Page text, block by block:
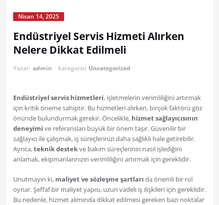
Nisan 14, 2025
Endüstriyel Servis Hizmeti Alırken
Nelere Dikkat Edilmeli
Yazar: admin kategorisi Uncategorized
Endüstriyel servis hizmetleri, işletmelerin verimliliğini artırmak
için kritik öneme sahiptir. Bu hizmetleri alırken, birçok faktörü göz
önünde bulundurmak gerekir. Öncelikle, hizmet sağlayıcısının
deneyimi ve referansları büyük bir önem taşır. Güvenilir bir
sağlayıcı ile çalışmak, iş süreçlerinizi daha sağlıklı hale getirebilir.
Ayrıca,teknik destekve bakım süreçlerinin nasıl işlediğini
anlamak, ekipmanlarınızın verimliliğini artırmak için gereklidir.
Unutmayın ki, maliyet ve sözleşme şartları da önemli bir rol
oynar. Şeffaf bir maliyet yapısı, uzun vadeli iş ilişkileri için gereklidir.
Bu nedenle, hizmet alımında dikkat edilmesi gereken bazı noktalar